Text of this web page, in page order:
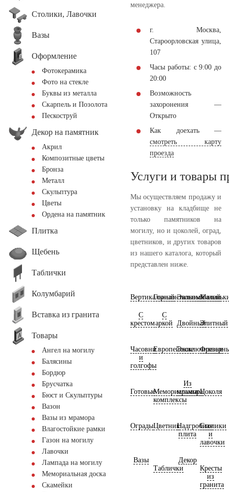
Столики, Лавочки
Вазы
Оформление
Фотокерамика
Фото на стекле
Буквы из металла
Скарпель и Позолота
Пескоструй
Декор на памятник
Акрил
Композитные цветы
Бронза
Металл
Скульптура
Цветы
Ордена на памятник
Плитка
Щебень
Таблички
Колумбарий
Вставка из гранита
Товары
Ангел на могилу
Балясины
Бордюр
Брусчатка
Бюст и Скульптуры
Вазон
Вазы из мрамора
Влагостойкие рамки
Газон на могилу
Лавочки
Лампада на могилу
Мемориальная доска
Скамейки
менеджера.
г. Москва,
Староорловская улица,
107
Часы работы: с 9:00 до
20:00
Возможность
захоронения —
Открыто
Как доехать —
смотреть карту
проезда
Услуги и товары
Мы осуществляем продажу и
установку на кладбище не
только памятников на
могилу, но и цоколей, оград,
цветников, и других товаров
из нашего каталога, который
представлен ниже.
ВертикальныйГоризонтальный
Экономичный
С
крестом
С
аркой
ДвойныйЭлитный
Часовни
и
голгофы
ЕвропейскиеЭксклюзивные
ГотовыеМемориальные
комплексы
Из
мрамораЦоколя
ОградыЦветникНадгробная
плита
Столики
и
лавочки
Вазы
Таблички
Декор
Кресты
из
гранита